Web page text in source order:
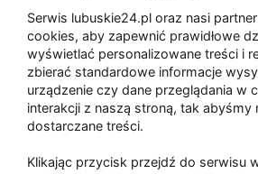
Zaatakował
Akcja po
Ruszyła
Serwis lubuskie24.pl oraz nasi
cookies, aby zapewnić prawidłowe
wyświetlać personalizowane treści i
zbierać standardowe informacje
urządzenie czy dane przeglądania w
interakcji z naszą stroną, tak
dostarczane treści.
Klikając przycisk przejdź do serwisu